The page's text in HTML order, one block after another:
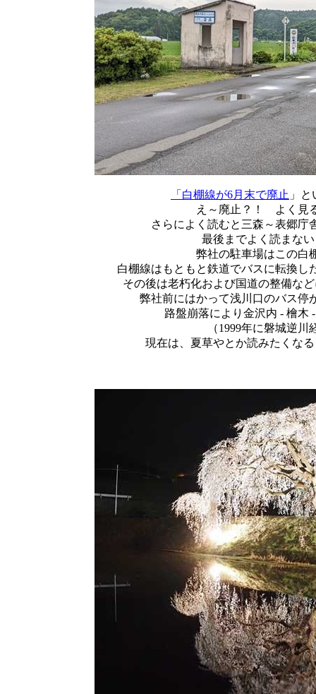
「白棚線が6月末で廃止 」
え～廃止？！ よく見
さらによく読むと三森～表郷庁
最後までよく読まな
弊社の駐車場はこの白
白棚線はもともと鉄道でバスに転換し
その後は老朽化および国道の整備な
弊社前にはかって浅川口のバス停
路盤崩落により金沢内 - 檜木
（1999年に磐城逆
現在は、夏草やとか読みたくな